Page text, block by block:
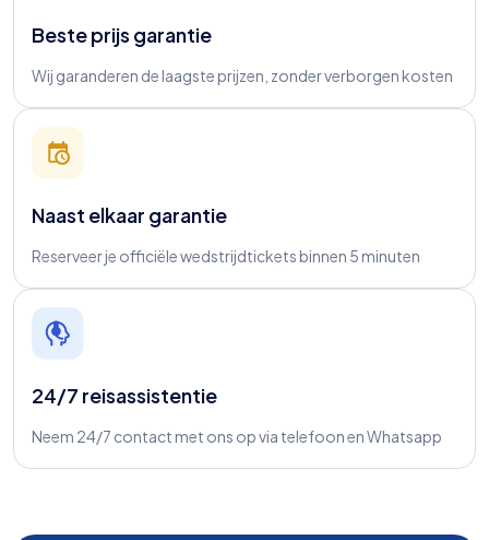
Beste prijs garantie
Wij garanderen de laagste prijzen, zonder verborgen kosten
Naast elkaar garantie
Reserveer je officiële wedstrijdtickets binnen 5 minuten
24/7 reisassistentie
Neem 24/7 contact met ons op via telefoon en Whatsapp